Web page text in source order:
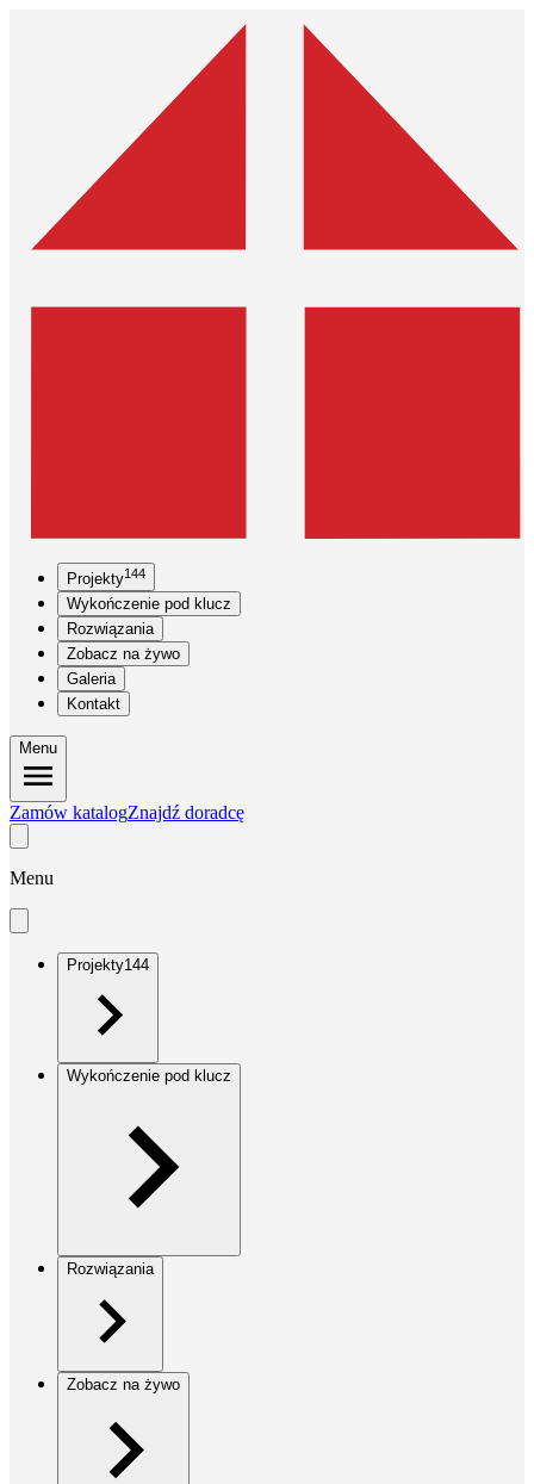
Projekty144
Wykończenie pod klucz
Rozwiązania
Zobacz na żywo
Galeria
Kontakt
Menu
Zamów katalogZnajdź doradcę
Menu
Projekty144
Wykończenie pod klucz
Rozwiązania
Zobacz na żywo